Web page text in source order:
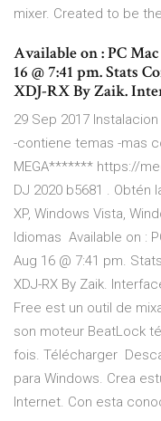
mixer. Created to be
Available on : PC
16 @ 7:41 pm. Stats
XDJ-RX By Zaik.
29 Sep 2017
-contiene temas -mas
MEGA******* https://
DJ 2020 b5681 . Obtén
XP, Windows Vista,
Idiomas Available on :
Aug 16 @ 7:41 pm.
XDJ-RX By Zaik.
Free est un outil de
son moteur BeatLock
fois. Télécharger
para Windows. Crea
Internet. Con esta